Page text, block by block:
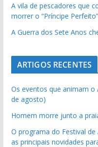
A vila de pescadores que
morrer o “Príncipe Perfeito”
A Guerra dos Sete Anos
ARTIGOS RECENTES
Os eventos que animam o
de agosto)
Homem morre junto a
O programa do Festival de
as principais novidades